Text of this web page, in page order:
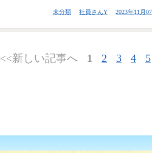
未分類 社員さんY 2023年11月
<<新しい記事へ 1 2 3 4 5